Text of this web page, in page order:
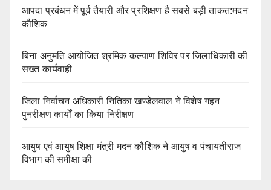
आपदा प्रबंधन में पूर्व तैयारी और प्रशिक्षण है सबसे बड़ी ताकत:मदन
कौशिक
बिना अनुमति आयोजित श्रमिक कल्याण शिविर पर जिलाधिकारी की
सख्त कार्यवाही
‎जिला निर्वाचन अधिकारी नितिका खण्डेलवाल ने विशेष गहन
पुनरीक्षण कार्यों का किया निरीक्षण
आयुष एवं आयुष शिक्षा मंत्री मदन कौशिक ने आयुष व पंचायतीराज
विभाग की समीक्षा की